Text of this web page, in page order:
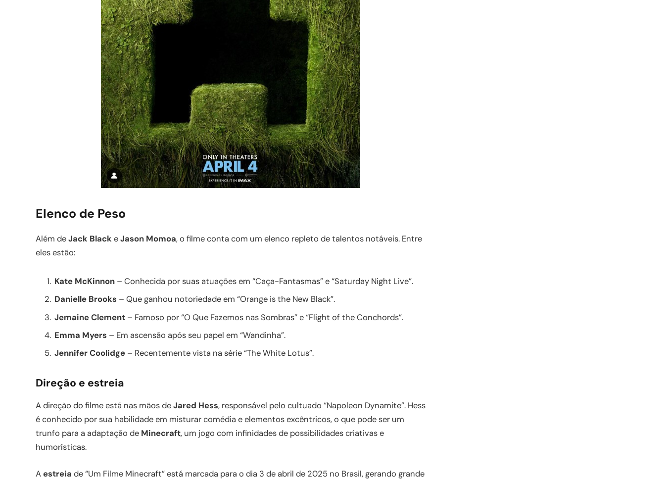
Elenco de Peso
Além deJack Black eJason Momoa, o filme conta com um elenco repleto de talentos notáveis. Entre
eles estão:
Kate McKinnon – Conhecida por suas atuações em “Caça-Fantasmas” e “Saturday Night Live”.
Danielle Brooks – Que ganhou notoriedade em “Orange is the New Black”.
Jemaine Clement – Famoso por “O Que Fazemos nas Sombras” e “Flight of the Conchords”.
Emma Myers – Em ascensão após seu papel em “Wandinha”.
Jennifer Coolidge – Recentemente vista na série “The White Lotus”.
Direção e estreia
A direção do filme está nas mãos deJared Hess, responsável pelo cultuado “Napoleon Dynamite”. Hess
é conhecido por sua habilidade em misturar comédia e elementos excêntricos, o que pode ser um
trunfo para a adaptação de Minecraft, um jogo com infinidades de possibilidades criativas e
humorísticas.
Aestreia de “Um Filme Minecraft” está marcada para o dia 3 de abril de 2025 no Brasil, gerando grande